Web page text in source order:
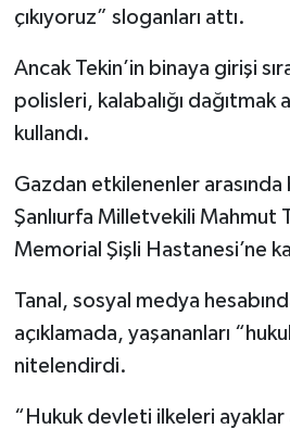
çıkıyoruz” sloganları attı.
Ancak Tekin’in binaya girişi
polisleri, kalabalığı dağıtmak
kullandı.
Gazdan etkilenenler arasında
Şanlıurfa Milletvekili Mahmut
Memorial Şişli Hastanesi’ne
Tanal, sosyal medya
açıklamada, yaşananları
nitelendirdi.
“Hukuk devleti ilkeleri ayaklar